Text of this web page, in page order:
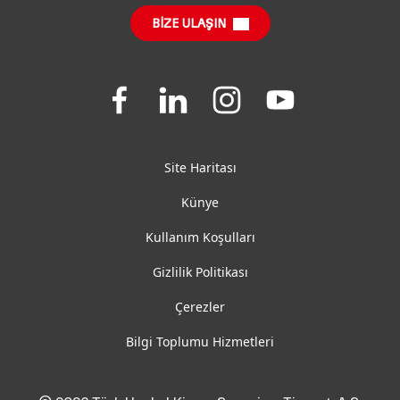
Sürdürülebilir Etki Raporu(İngilizce)
BIZE ULAŞIN
Join
Join
on
Join
on
Join
us
Site Haritası
Künye
Kullanım Koşulları
Gizlilik Politikası
Çerezler
Bilgi Toplumu Hizmetleri